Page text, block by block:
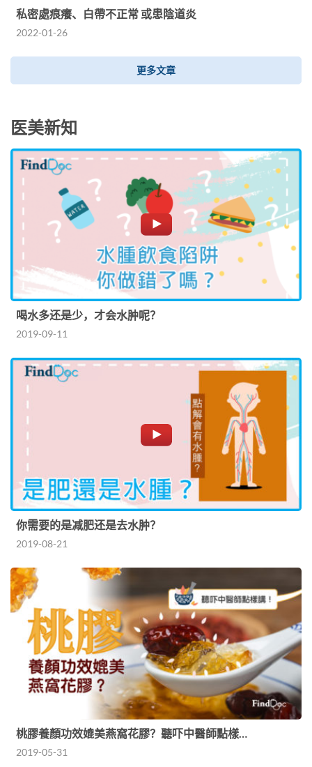
私密處痕癢、白帶不正常 或患陰道炎
2022-01-26
更多文章
医美新知
喝水多还是少，才会水肿呢？
2019-09-11
你需要的是减肥还是去水肿？
2019-08-21
桃膠養顏功效媲美燕窩花膠？聽吓中醫師點樣…
2019-05-31